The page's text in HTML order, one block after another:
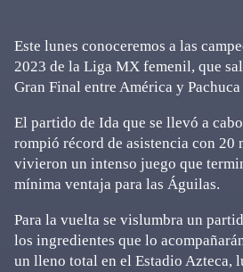
Este lunes conoceremos a las
2023 de la Liga MX femenil, que
Gran Final entre América y
El partido de Ida que se llevó a
rompió récord de asistencia con 20
vivieron un intenso juego que
mínima ventaja para las Águilas.
Para la vuelta se vislumbra un
los ingredientes que lo
un lleno total en el Estadio Azteca,